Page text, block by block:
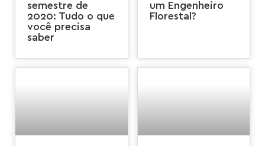
semestre de
2020: Tudo o que
você precisa
saber
um Engenheiro
Florestal?